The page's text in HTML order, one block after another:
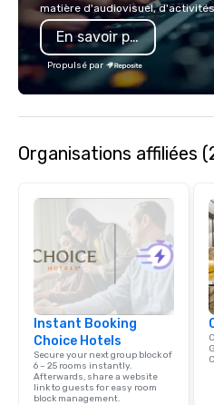
matière d'audiovisuel,
En savoir plus
Propulsé par
Organisations affiliées
Instant Booking
Choice Hotels
Secure your next group block of
6 – 25 rooms instantly.
Afterwards, share a website
link to guests for easy room
block management.